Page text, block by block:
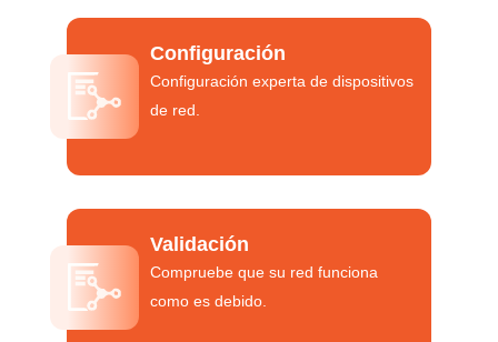
Configuración
Configuración experta de dispositivos
de red.
Validación
Compruebe que su red funciona
como es debido.